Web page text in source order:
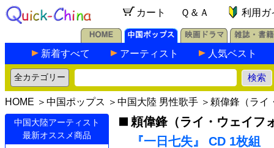
カート Ｑ＆Ａ 利用ガ
新着すべて アーティスト 人気ベスト
HOME ＞ 中国ポップス ＞ 中国大陸 男性歌手 ＞ 頼偉鋒（ライ
中国大陸アーティスト
最新オススメ商品
頼偉鋒（ライ・ウェイフ
『一日七失』 CD 1枚組